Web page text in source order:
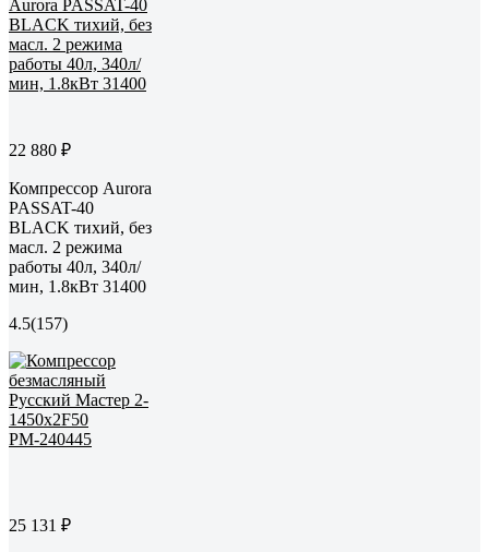
22 880 ₽
Компрессор Aurora
PASSAT-40
BLACK тихий, без
масл. 2 режима
работы 40л, 340л/
мин, 1.8кВт 31400
4.5(157)
25 131 ₽